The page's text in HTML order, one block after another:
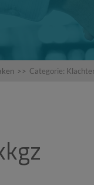
>> Categorie: